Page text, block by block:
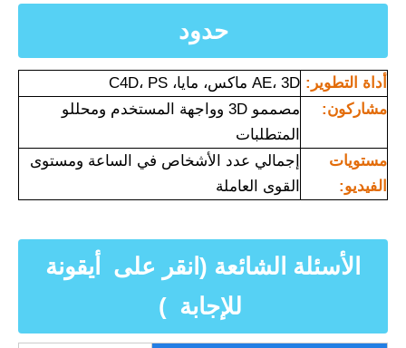
حدود
أداة التطوير: AE، 3D ماكس، مايا، C4D، PS
مشاركون:
مصممو 3D وواجهة المستخدم ومحللو
المتطلبات
مستويات
الفيديو:
إجمالي عدد الأشخاص في الساعة ومستوى
القوى العاملة
الأسئلة الشائعة (انقر على أيقونة
للإجابة )